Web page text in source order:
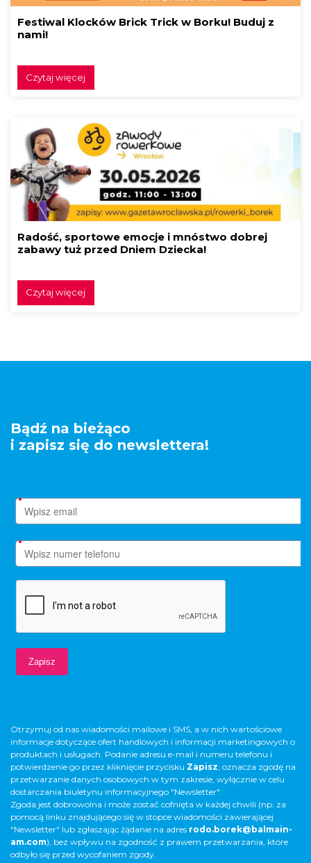
Festiwal Klocków Brick Trick w Borku! Buduj z
nami!
Czytaj więcej
Radość, sportowe emocje i mnóstwo dobrej
zabawy tuż przed Dniem Dziecka!
Czytaj więcej
Bądź na bieżąco
i zapisz się do newslettera!
Otrzymuj od nas wiadomości mailowe i SMS, a w nich wartościowe
informacje dotyczące ofert handlowych i informacji marketingowych o
produktach i usługach. Podanie adresu e-mail i numeru telefonu i
potwierdzenie go przez kliknięcie przycisku Zapisz , oznacza zgodę na
przetwarzanie danych osobowych w tym zakresie, wyłącznie w celu
dostarczania biuletynu informacyjnego "Newsletter".
Zgoda jest dobrowolna i może zostać cofnięta w każdej chwili (np. za
pomocą linku znajdującego się w stopce wiadomości zawierającej
"Newsletter" lub zgłaszając żądanie na adres rodo.borek@balmain-
am.com), bez wpływu na zgodność z prawem przetwarzania, które
odbyło się przed wycofaniem zgody.